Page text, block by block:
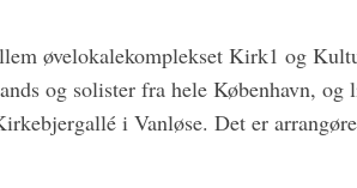
øvelokalekomplekset Kirk1 og
og solister fra hele København, og
i Vanløse. Det er